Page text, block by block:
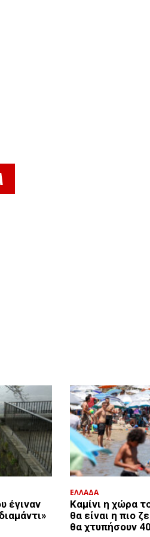
έγιναν
ΕΛΛΑΔΑ
Καμίνι η χώρα
θα είναι η πιο
θα χτυπήσουν